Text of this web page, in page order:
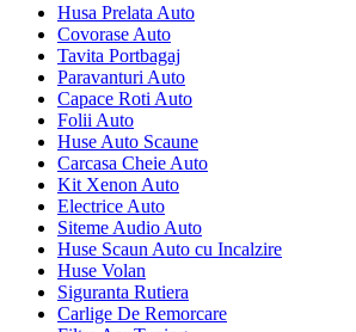
Husa Prelata Auto
Covorase Auto
Tavita Portbagaj
Paravanturi Auto
Capace Roti Auto
Folii Auto
Huse Auto Scaune
Carcasa Cheie Auto
Kit Xenon Auto
Electrice Auto
Siteme Audio Auto
Huse Scaun Auto cu Incalzire
Huse Volan
Siguranta Rutiera
Carlige De Remorcare